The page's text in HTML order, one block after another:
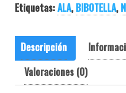
Etiquetas:ALA, BIBOTELLA,
Descripción
Valoraciones (0)